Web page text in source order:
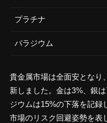
プラチナ
パラジウム
貴金属市場は全面安となり
新しました。金は3%、銀
ジウムは15%の下落を記録
市場のリスク回避姿勢を表